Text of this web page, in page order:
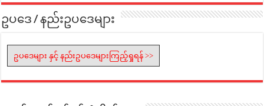
ဥပဒေ / နည်းဥပဒေများ
ဥပဒေများ နှင့် နည်းဥပဒေများကြည့်ရှုရန် >>